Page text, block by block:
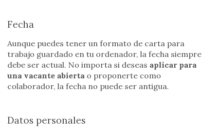
Fecha
Aunque puedes tener un formato de carta para
trabajo guardado en tu ordenador, la fecha siempre
debe ser actual. No importa si deseas aplicar para
una vacante abierta o proponerte como
colaborador, la fecha no puede ser antigua.
Datos personales